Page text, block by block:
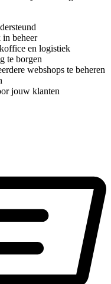
beheer
en logistiek
te borgen
webshops te beheren
jouw klanten